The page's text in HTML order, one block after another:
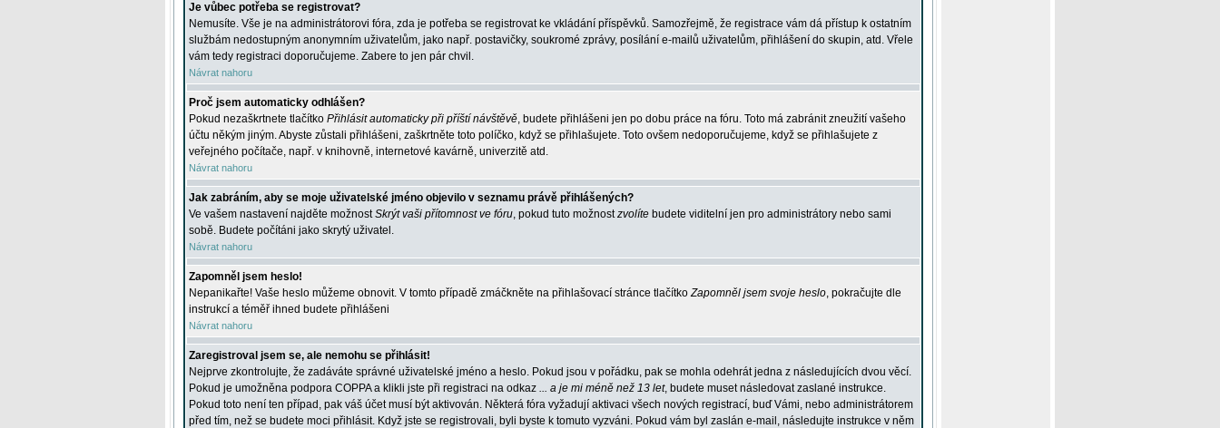
Je vůbec potřeba se registrovat?
Nemusíte. Vše je na administrátorovi fóra, zda je potřeba se registrovat ke vkládání příspěvků. Samozřejmě, že registrace vám dá přístup k ostatním
službám nedostupným anonymním uživatelům, jako např. postavičky, soukromé zprávy, posílání e-mailů uživatelům, přihlášení do skupin, atd. Vřele
vám tedy registraci doporučujeme. Zabere to jen pár chvil.
Návrat nahoru
Proč jsem automaticky odhlášen?
Pokud nezaškrtnete tlačítko Přihlásit automaticky při příští návštěvě, budete přihlášeni jen po dobu práce na fóru. Toto má zabránit zneužití vašeho
účtu někým jiným. Abyste zůstali přihlášeni, zaškrtněte toto políčko, když se přihlašujete. Toto ovšem nedoporučujeme, když se přihlašujete z
veřejného počítače, např. v knihovně, internetové kavárně, univerzitě atd.
Návrat nahoru
Jak zabráním, aby se moje uživatelské jméno objevilo v seznamu právě přihlášených?
Ve vašem nastavení najděte možnostSkrýt vaši přítomnost ve fóru, pokud tuto možnostzvolíte budete viditelní jen pro administrátory nebo sami
sobě. Budete počítáni jako skrytý uživatel.
Návrat nahoru
Zapomněl jsem heslo!
Nepanikařte! Vaše heslo můžeme obnovit. V tomto případě zmáčkněte na přihlašovací stránce tlačítkoZapomněl jsem svoje heslo, pokračujte dle
instrukcí a téměř ihned budete přihlášeni
Návrat nahoru
Zaregistroval jsem se, ale nemohu se přihlásit!
Nejprve zkontrolujte, že zadáváte správné uživatelské jméno a heslo. Pokud jsou v pořádku, pak se mohla odehrát jedna z následujících dvou věcí.
Pokud je umožněna podpora COPPA a klikli jste při registraci na odkaz ... a je mi méně než 13 let, budete muset následovat zaslané instrukce.
Pokud toto není ten případ, pak váš účet musí být aktivován. Některá fóra vyžadují aktivaci všech nových registrací, buď Vámi, nebo administrátorem
před tím, než se budete moci přihlásit. Když jste se registrovali, byli byste k tomuto vyzváni. Pokud vám byl zaslán e-mail, následujte instrukce v něm